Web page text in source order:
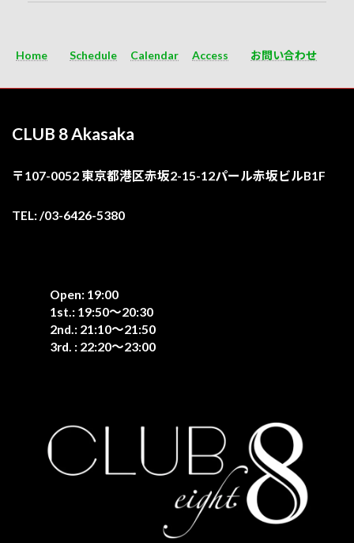
Home Schedule Calendar Access お問い合わせ
CLUB 8 Akasaka
〒107-0052 東京都港区赤坂2-15-12パール赤坂ビルB1F
TEL: /03-6426-5380
Open: 19:00
1st.: 19:50〜20:30
2nd.: 21:10〜21:50
3rd. : 22:20〜23:00